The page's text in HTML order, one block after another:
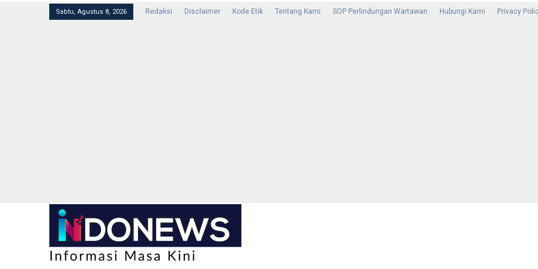
Sabtu, Agustus 8, 2026 Redaksi Disclaimer Kode Etik Tentang Kami SOP Perlindungan Wartawan Hubungi Kami Privacy